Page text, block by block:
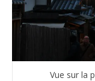
Vue sur la